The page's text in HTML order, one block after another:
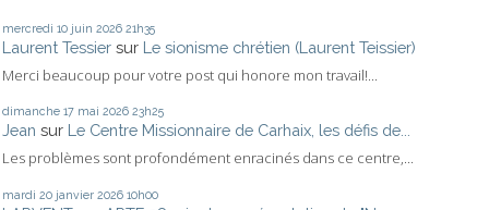
mercredi 10 juin 2026 21h35
Laurent Tessier sur Le sionisme chrétien (Laurent Teissier)
Merci beaucoup pour votre post qui honore mon travail!...
dimanche 17 mai 2026 23h25
Jean sur Le Centre Missionnaire de Carhaix, les défis de...
Les problèmes sont profondément enracinés dans ce centre,...
mardi 20 janvier 2026 10h00